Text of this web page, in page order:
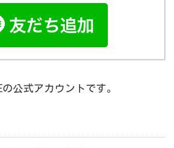
公式アカウントです。